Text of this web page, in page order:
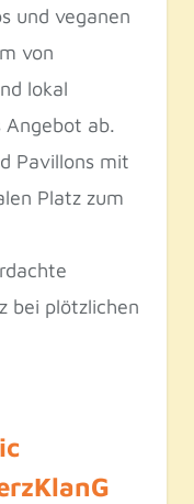
und veganen
von
lokal
Angebot ab.
Pavillons mit
Platz zum
bei plötzlichen